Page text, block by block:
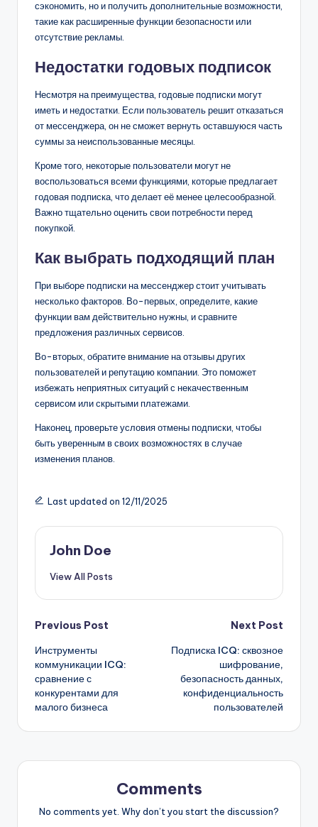
сэкономить, но и получить дополнительные возможности,
такие как расширенные функции безопасности или
отсутствие рекламы.
Недостатки годовых подписок
Несмотря на преимущества, годовые подписки могут
иметь и недостатки. Если пользователь решит отказаться
от мессенджера, он не сможет вернуть оставшуюся часть
суммы за неиспользованные месяцы.
Кроме того, некоторые пользователи могут не
воспользоваться всеми функциями, которые предлагает
годовая подписка, что делает её менее целесообразной.
Важно тщательно оценить свои потребности перед
покупкой.
Как выбрать подходящий план
При выборе подписки на мессенджер стоит учитывать
несколько факторов. Во-первых, определите, какие
функции вам действительно нужны, и сравните
предложения различных сервисов.
Во-вторых, обратите внимание на отзывы других
пользователей и репутацию компании. Это поможет
избежать неприятных ситуаций с некачественным
сервисом или скрытыми платежами.
Наконец, проверьте условия отмены подписки, чтобы
быть уверенным в своих возможностях в случае
изменения планов.
Last updated on 12/11/2025
John Doe
View All Posts
Post
navigation
Previous Post
Инструменты
коммуникации ICQ:
сравнение с
конкурентами для
малого бизнеса
Next Post
Подписка ICQ: сквозное
шифрование,
безопасность данных,
конфиденциальность
пользователей
Comments
No comments yet. Why don’t you start the discussion?